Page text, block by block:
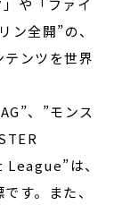
や「ファイ
ン全開”の、
ンツを世界
、”モンス
は、
す。また、